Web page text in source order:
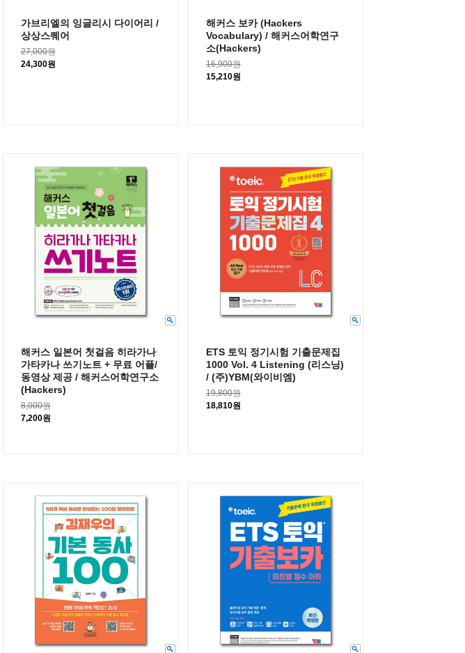
가브리엘의 잉글리시 다이어리 /
상상스퀘어
27,000원
24,300원
해커스 보카 (Hackers
Vocabulary) / 해커스어학연구
소(Hackers)
16,900원
15,210원
해커스 일본어 첫걸음 히라가나
가타카나 쓰기노트 + 무료 어플/
동영상 제공 / 해커스어학연구소
(Hackers)
8,000원
7,200원
ETS 토익 정기시험 기출문제집
1000 Vol. 4 Listening (리스닝)
/ (주)YBM(와이비엠)
19,800원
18,810원